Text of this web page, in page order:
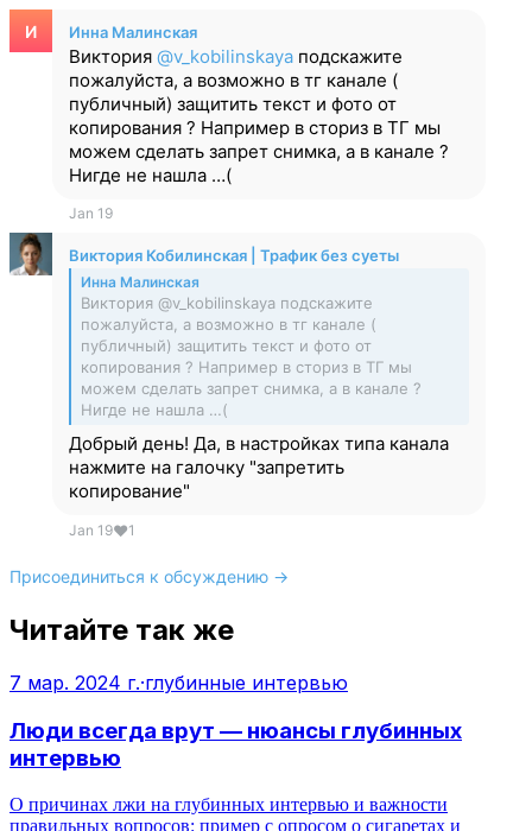
И Инна Малинская
Виктория @v_kobilinskaya подскажите
пожалуйста, а возможно в тг канале (
публичный) защитить текст и фото от
копирования ? Например в сториз в ТГ мы
можем сделать запрет снимка, а в канале ?
Нигде не нашла …(
Jan 19
Виктория Кобилинская | Трафик без суеты
Инна Малинская
Виктория @v_kobilinskaya подскажите
пожалуйста, а возможно в тг канале (
публичный) защитить текст и фото от
копирования ? Например в сториз в ТГ мы
можем сделать запрет снимка, а в канале ?
Нигде не нашла …(
Добрый день! Да, в настройках типа канала
нажмите на галочку "запретить
копирование"
Jan 19❤1
Присоединиться к обсуждению →
Читайте так же
7 мар. 2024 г.·глубинные интервью
Люди всегда врут — нюансы глубинных
интервью
О причинах лжи на глубинных интервью и важности
правильных вопросов: пример с опросом о сигаретах и